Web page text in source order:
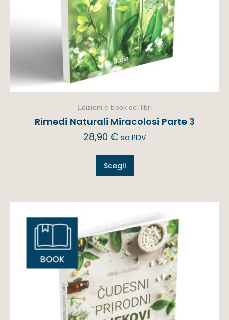
Edizioni e-book dei libri
Rimedi Naturali Miracolosi Parte 3
28,90 € sa PDV
Scegli